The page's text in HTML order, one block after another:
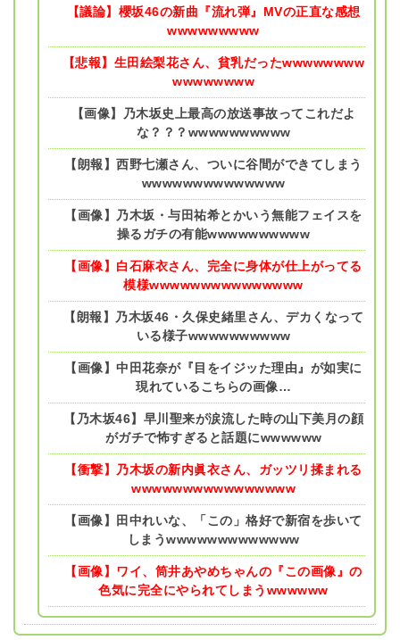
【議論】櫻坂46の新曲『流れ弾』MVの正直な感想
wwwwwwwww
【悲報】生田絵梨花さん、貧乳だったwwwwwwww
wwwwwwww
【画像】乃木坂史上最高の放送事故ってこれだよ
な？？？wwwwwwwwww
【朗報】西野七瀬さん、ついに谷間ができてしまう
wwwwwwwwwwwwww
【画像】乃木坂・与田祐希とかいう無能フェイスを
操るガチの有能wwwwwwwwww
【画像】白石麻衣さん、完全に身体が仕上がってる
模様wwwwwwwwwwwwwww
【朗報】乃木坂46・久保史緒里さん、デカくなって
いる様子wwwwwwwwww
【画像】中田花奈が『目をイジッた理由』が如実に
現れているこちらの画像…
【乃木坂46】早川聖来が涙流した時の山下美月の顔
がガチで怖すぎると話題にwwwwww
【衝撃】乃木坂の新内眞衣さん、ガッツリ揉まれる
wwwwwwwwwwwwwwww
【画像】田中れいな、「この」格好で新宿を歩いて
しまうwwwwwwwwwwwww
【画像】ワイ、筒井あやめちゃんの『この画像』の
色気に完全にやられてしまうwwwwww